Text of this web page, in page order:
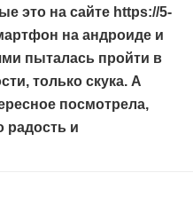
это на сайте https://5-
на андроиде и
пыталась пройти в
только скука. А
посмотрела,
радость и